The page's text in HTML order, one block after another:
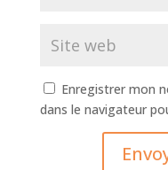
Enregistrer mon
dans le navigateur